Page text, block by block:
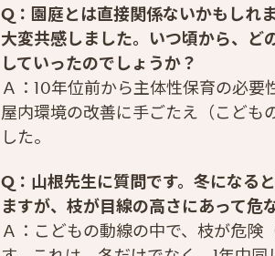
Q：園庭とは直接関係ないかもしれ
大変共感しました。いつ頃から、ど
していったのでしょうか？
Ａ：10年位前から主体性保育の必要
屋内環境の改善に手ごたえ（こども
した。
Q：山根先生に質問です。冬になる
ますが、枝が目線の高さにあって危
Ａ：こどもの動線の中で、枝が危険